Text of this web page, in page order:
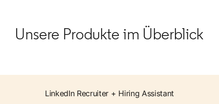
Unsere Produkte im Überblick
LinkedIn Recruiter + Hiring Assistant